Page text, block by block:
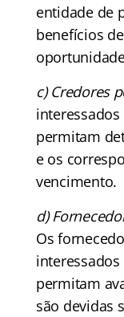
entidade de
benefícios
c) Credores
permitam
e os
vencimento.
d)
Os
permitam
são devidas